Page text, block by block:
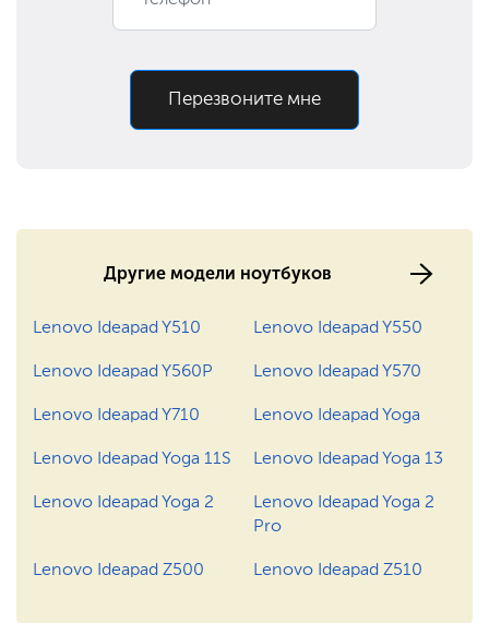
900 ₽
Замена оперативной
390 ₽
Замена Wi-Fi 850 ₽ Заказать
1200 ₽
Перезвоните мне
Другие модели ноутбуков
Lenovo Ideapad Y510 Lenovo Ideapad Y550
Lenovo Ideapad Y560P Lenovo Ideapad Y570
Lenovo Ideapad Y710 Lenovo Ideapad Yoga
Lenovo Ideapad Yoga 11S Lenovo Ideapad Yoga 13
Lenovo Ideapad Yoga 2
Lenovo Ideapad Yoga 2
Pro
Lenovo Ideapad Z500 Lenovo Ideapad Z510